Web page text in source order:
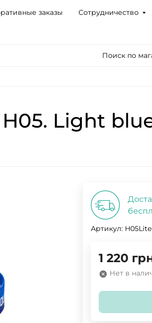
заказы Сотрудничество
Поиск по
Light
Артикул:
1 220
Нет в